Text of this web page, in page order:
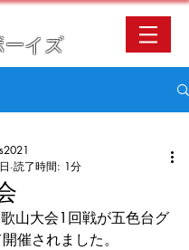
ーイズ
読了時間: 1分
山大会1回戦が五色台グ
催されました。